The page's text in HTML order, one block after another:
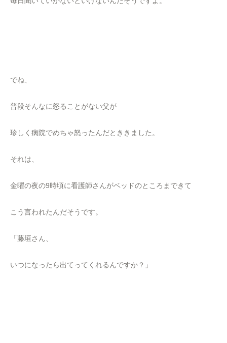
でね、
普段そんなに怒ることがない父が
珍しく病院でめちゃ怒ったんだとききました。
それは、
金曜の夜の9時頃に看護師さんがベッドのところまできて
こう言われたんだそうです。
「藤垣さん、
いつになったら出てってくれるんですか？」